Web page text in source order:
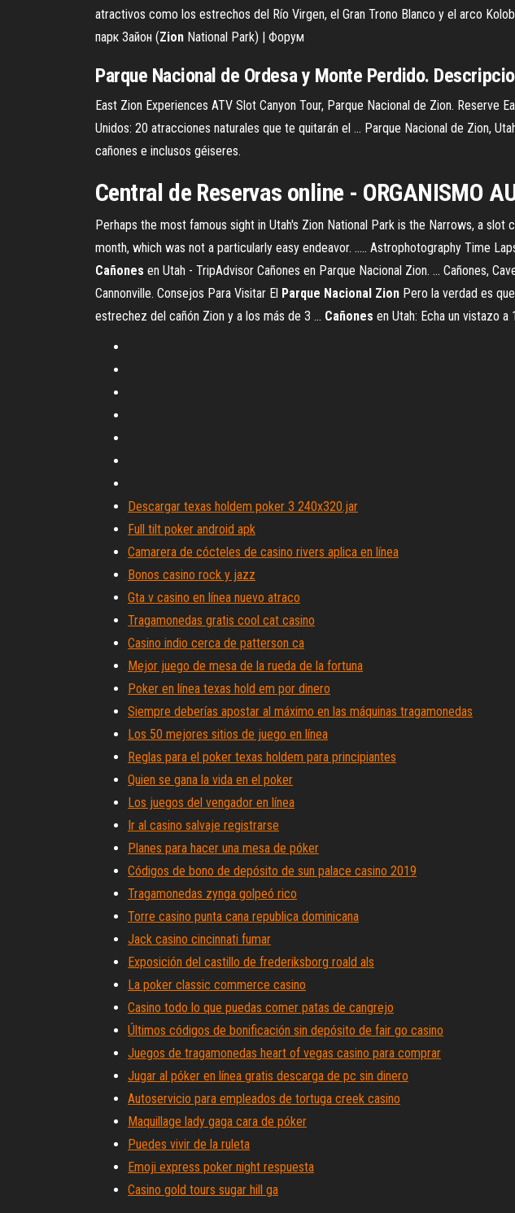
atractivos como los estrechos del Río Virgen, el Gran Trono Blanco y el arco
парк Зайон (Zion National Park) | Форум
Parque Nacional de Ordesa y Monte Perdido.
East Zion Experiences ATV Slot Canyon Tour, Parque Nacional de Zion. Reserve
Unidos: 20 atracciones naturales que te quitarán el ... Parque Nacional de Zion,
cañones e inclusos géiseres.
Central de Reservas online - ORGANISMO
Perhaps the most famous sight in Utah's Zion National Park is the Narrows, a
month, which was not a particularly easy endeavor. ..... Astrophotography Time
Cañones en Utah - TripAdvisor Cañones en Parque Nacional Zion. ... Cañones,
Cannonville. Consejos Para Visitar El Parque Nacional Zion Pero la verdad es
estrechez del cañón Zion y a los más de 3 ... Cañones en Utah: Echa un vistazo a
Descargar texas holdem poker 3 240x320.jar
Full tilt poker android apk
Camarera de cócteles de casino rivers aplica en línea
Bonos casino rock y jazz
Gta v casino en línea nuevo atraco
Tragamonedas gratis cool cat casino
Casino indio cerca de patterson ca
Mejor juego de mesa de la rueda de la fortuna
Poker en línea texas hold em por dinero
Siempre deberías apostar al máximo en las máquinas tragamonedas
Los 50 mejores sitios de juego en línea
Reglas para el poker texas holdem para principiantes
Quien se gana la vida en el poker
Los juegos del vengador en línea
Ir al casino salvaje registrarse
Planes para hacer una mesa de póker
Códigos de bono de depósito de sun palace casino 2019
Tragamonedas zynga golpeó rico
Torre casino punta cana republica dominicana
Jack casino cincinnati fumar
Exposición del castillo de frederiksborg roald als
La poker classic commerce casino
Casino todo lo que puedas comer patas de cangrejo
Últimos códigos de bonificación sin depósito de fair go casino
Juegos de tragamonedas heart of vegas casino para comprar
Jugar al póker en línea gratis descarga de pc sin dinero
Autoservicio para empleados de tortuga creek casino
Maquillage lady gaga cara de póker
Puedes vivir de la ruleta
Emoji express poker night respuesta
Casino gold tours sugar hill ga